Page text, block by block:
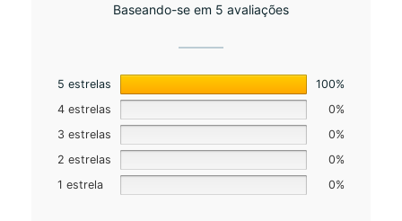
Baseando-se em 5 avaliações
5 estrelas
100%
4 estrelas
0%
3 estrelas
0%
2 estrelas
0%
1 estrela
0%